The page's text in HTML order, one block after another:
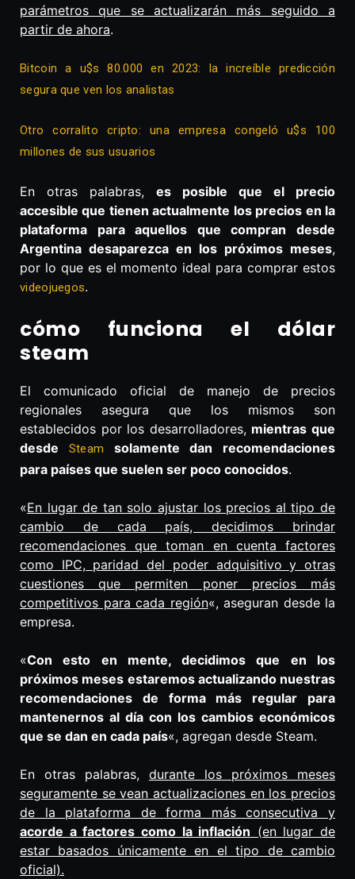
parámetros que se actualizarán más seguido a
partir de ahora.
Bitcoin a u$s 80.000 en 2023: la increíble predicción
segura que ven los analistas
Otro corralito cripto: una empresa congeló u$s 100
millones de sus usuarios
En otras palabras, es posible que el precio
accesible que tienen actualmente los precios en la
plataforma para aquellos que compran desde
Argentina desaparezca en los próximos meses,
por lo que es el momento ideal para comprar estos
videojuegos.
cómo funciona el dólar
steam
El comunicado oficial de manejo de precios
regionales asegura que los mismos son
establecidos por los desarrolladores, mientras que
desde Steam
solamente dan recomendaciones
para países que suelen ser poco conocidos.
«En lugar de tan solo ajustar los precios al tipo de
cambio de cada país, decidimos brindar
recomendaciones que toman en cuenta factores
como IPC, paridad del poder adquisitivo y otras
cuestiones que permiten poner precios más
competitivos para cada región«, aseguran desde la
empresa.
«Con esto en mente, decidimos que en los
próximos meses estaremos actualizando nuestras
recomendaciones de forma más regular para
mantenernos al día con los cambios económicos
que se dan en cada país«, agregan desde Steam.
En otras palabras, durante los próximos meses
seguramente se vean actualizaciones en los precios
de la plataforma de forma más consecutiva y
acorde a factores como la inflación (en lugar de
estar basados únicamente en el tipo de cambio
oficial).